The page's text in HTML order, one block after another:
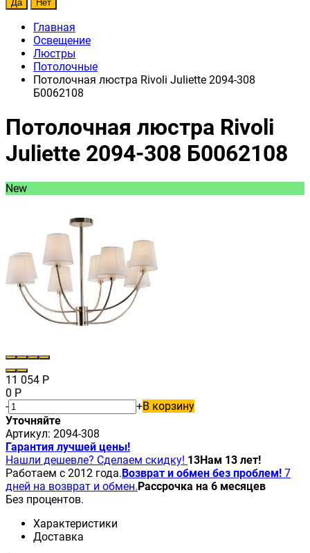
Главная
Освещение
Люстры
Потолочные
Потолочная люстра Rivoli Juliette 2094-308
Б0062108
Потолочная люстра Rivoli
Juliette 2094-308 Б0062108
New
11 054 Р
0 Р
-
+В корзину
Уточняйте
Артикул: 2094-308
Гарантия лучшей цены!
Нашли дешевле? Сделаем скидку! 13Нам 13 лет!
Работаем с 2012 года.Возврат и обмен без проблем! 7
дней на возврат и обмен.Рассрочка на 6 месяцев
Без процентов.
Характеристики
Доставка